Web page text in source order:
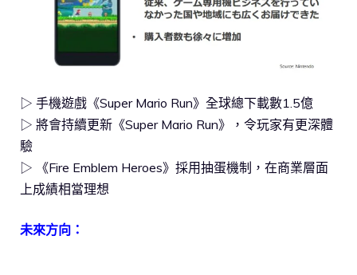
▷ 手機遊戲《Super Mario Run》全球總下載數1.5億
▷ 將會持續更新《Super Mario Run》，令玩家有更深體
驗
▷ 《Fire Emblem Heroes》採用抽蛋機制，在商業層面
上成績相當理想
未來方向：